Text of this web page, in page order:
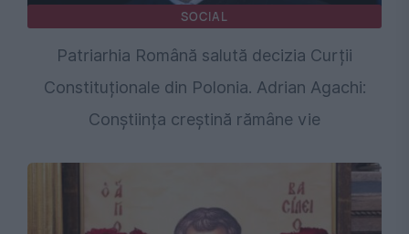
SOCIAL
Patriarhia Română salută decizia Curții
Constituționale din Polonia. Adrian Agachi:
Conștiința creștină rămâne vie